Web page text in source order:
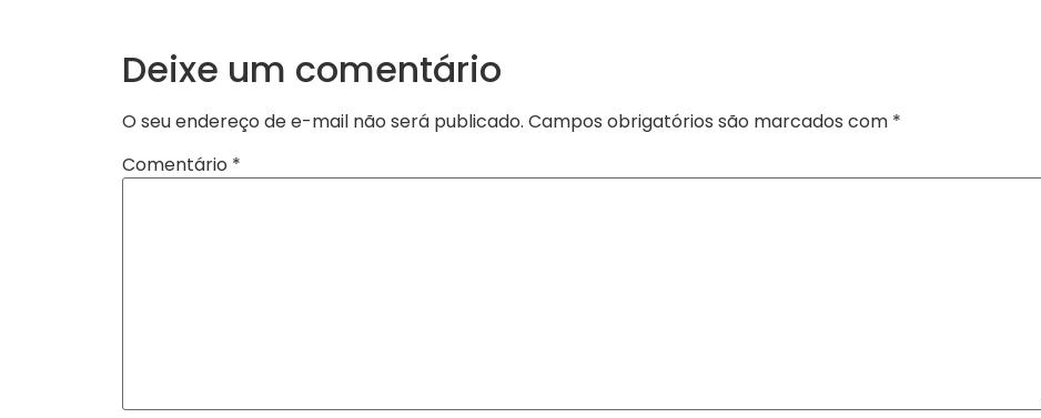
Deixe um comentário
O seu endereço de e-mail não será publicado. Campos obrigatórios são marcados com *
Comentário *